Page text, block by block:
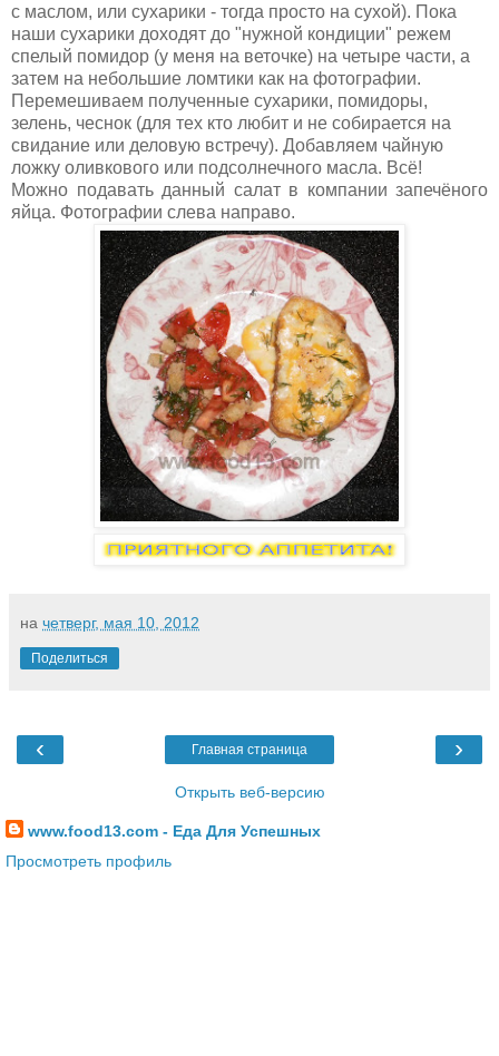
с маслом, или сухарики - тогда просто на сухой). Пока
наши сухарики доходят до "нужной кондиции" режем
спелый помидор (у меня на веточке) на четыре части, а
затем на небольшие ломтики как на фотографии.
Перемешиваем полученные сухарики, помидоры,
зелень, чеснок (для тех кто любит и не собирается на
свидание или деловую встречу). Добавляем чайную
ложку оливкового или подсолнечного масла. Всё!
Можно подавать данный салат в компании запечёного
яйца. Фотографии слева направо.
на четверг, мая 10, 2012
Поделиться
‹ ›
Главная страница
Открыть веб-версию
www.food13.com - Еда Для Успешных
Просмотреть профиль